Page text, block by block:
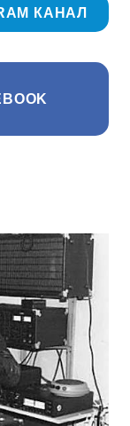
КАНАЛ